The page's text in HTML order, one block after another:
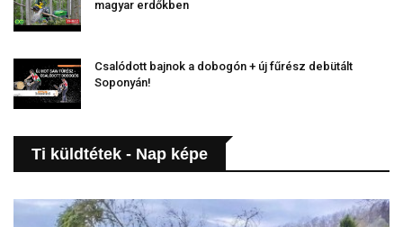
magyar erdőkben
Csalódott bajnok a dobogón + új fűrész debütált
Soponyán!
Ti küldtétek - Nap képe